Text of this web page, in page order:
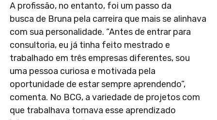
A profissão, no entanto, foi um passo da
busca de Bruna pela carreira que mais se alinhava
com sua personalidade. “Antes de entrar para
consultoria, eu já tinha feito mestrado e
trabalhado em três empresas diferentes, sou
uma pessoa curiosa e motivada pela
oportunidade de estar sempre aprendendo”,
comenta. No BCG, a variedade de projetos com
que trabalhava tornava esse aprendizado